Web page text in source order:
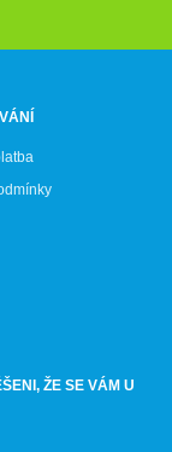
ŽE SE VÁM U